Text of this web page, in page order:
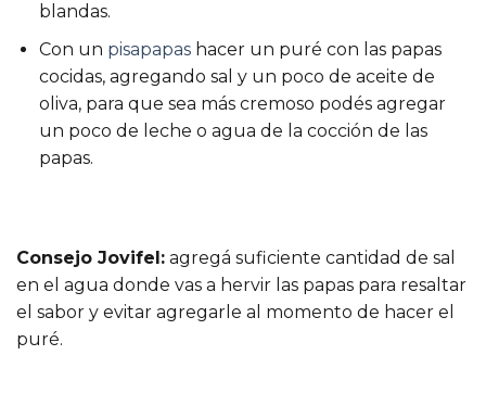
blandas.
Con un pisapapas hacer un puré con las papas
cocidas, agregando sal y un poco de aceite de
oliva, para que sea más cremoso podés agregar
un poco de leche o agua de la cocción de las
papas.
Consejo Jovifel: agregá suficiente cantidad de sal
en el agua donde vas a hervir las papas para resaltar
el sabor y evitar agregarle al momento de hacer el
puré.